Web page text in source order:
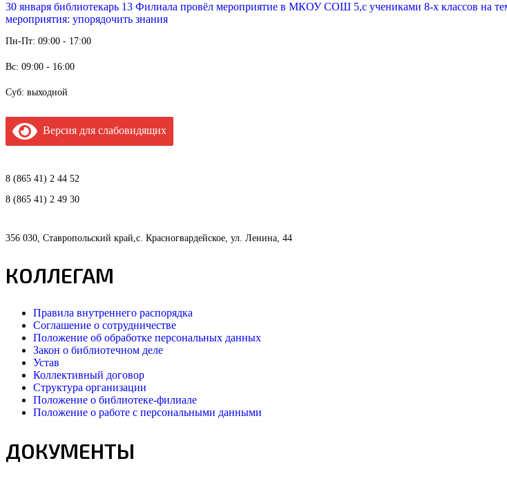
30 января библиотекарь 13 Филиала провёл мероприятие в МКОУ СОШ 5,с учениками 8-х классов на
мероприятия: упорядочить знания
Пн-Пт: 09:00 - 17:00
Вс: 09:00 - 16:00
Суб: выходной
Версия для слабовидящих
8 (865 41) 2 44 52
8 (865 41) 2 49 30
356 030, Ставропольский край,с. Красногвардейское, ул. Ленина, 44
КОЛЛЕГАМ
Правила внутреннего распорядка
Соглашение о сотрудничестве
Положение об обработке персональных данных
Закон о библиотечном деле
Устав
Коллективный договор
Структура организации
Положение о библиотеке-филиале
Положение о работе с персональными данными
ДОКУМЕНТЫ